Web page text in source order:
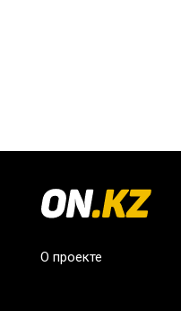
О проекте